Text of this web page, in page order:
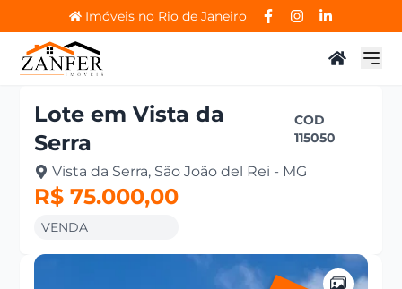
Imóveis no Rio de Janeiro
Lote emVista da
Serra
COD
115050
Vista da Serra, São João del Rei - MG
R$ 75.000,00
VENDA